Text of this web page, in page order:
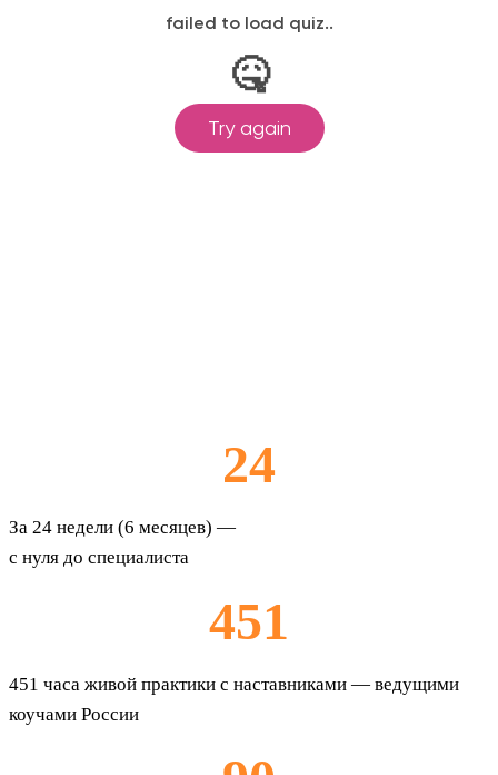
24
За 24 недели (6 месяцев) —
с нуля до специалиста
451
451 часа живой практики с наставниками — ведущими
коучами России